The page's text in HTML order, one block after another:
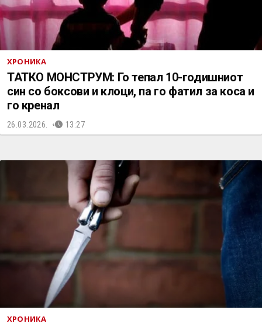
ХРОНИКА
ТАТКО МОНСТРУМ: Го тепал 10-годишниот
син со боксови и клоци, па го фатил за коса и
го кренал
26.03.2026. 13:27
ХРОНИКА